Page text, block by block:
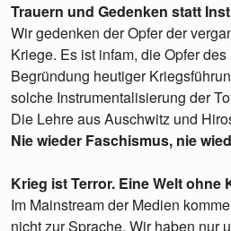
Trauern und Gedenken statt
Wir gedenken der Opfer der
Kriege. Es ist infam, die Opfer
Begründung heutiger
solche Instrumentalisierung der
Die Lehre aus Auschwitz und
Nie wieder Faschismus, nie
Krieg ist Terror. Eine Welt ohne
Im Mainstream der Medien
nicht zur Sprache. Wir haben nur